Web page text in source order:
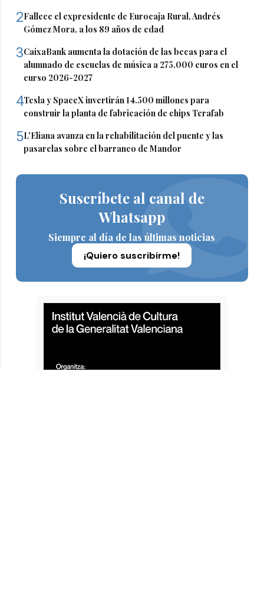
2Fallece el expresidente de Eurocaja Rural, Andrés
Gómez Mora, a los 89 años de edad
3CaixaBank aumenta la dotación de las becas para el
alumnado de escuelas de música a 275.000 euros en el
curso 2026-2027
4Tesla y SpaceX invertirán 14.500 millones para
construir la planta de fabricación de chips Terafab
5L'Eliana avanza en la rehabilitación del puente y las
pasarelas sobre el barranco de Mandor
Suscríbete al canal de
Whatsapp
Siempre al día de las últimas noticias
¡Quiero suscribirme!